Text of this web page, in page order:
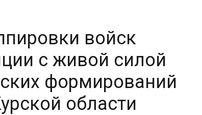
войск
с живой силой
формирований
области